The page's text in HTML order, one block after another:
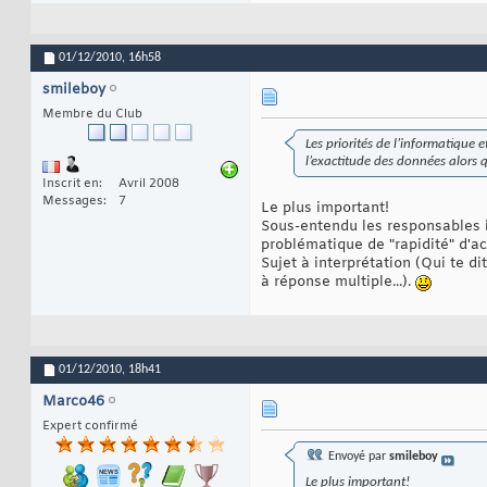
01/12/2010, 16h58
smileboy
Membre du Club
Inscrit en
Avril 2008
Messages
7
Les priorités de l’informatique
l’exactitude des données
Le plus important!
Sous-entendu les
problématique de "rapidité"
Sujet à interprétation (Qui te
à réponse multiple...).
01/12/2010, 18h41
Marco46
Expert confirmé
Envoyé par smileboy
Le plus important!